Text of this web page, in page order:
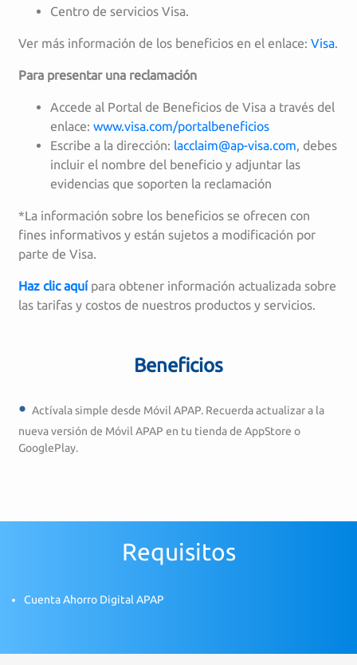
Centro de servicios Visa.
Ver más información de los beneficios en el enlace: Visa
Para presentar una reclamación
Accede al Portal de Beneficios de Visa a través del
enlace: www.visa.com/portalbeneficios
Escribe a la dirección: lacclaim@ap-visa.com , debes
incluir el nombre del beneficio y adjuntar las
evidencias que soporten la reclamación
*La información sobre los beneficios se ofrecen con
fines informativos y están sujetos a modificación por
parte de Visa.
Haz clic aquípara obtener información actualizada sobre
las tarifas y costos de nuestros productos y servicios.
Beneficios
Actívala simple desde Móvil APAP. Recuerda actualizar a la
nueva versión de Móvil APAP en tu tienda de AppStore o
GooglePlay.
Requisitos
Cuenta Ahorro Digital APAP